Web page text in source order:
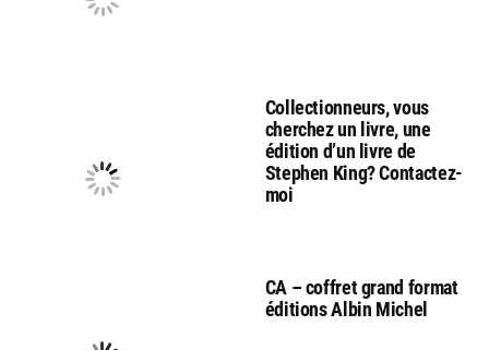
Collectionneurs, vous
cherchez un livre, une
édition d’un livre de
Stephen King? Contactez-
moi
CA – coffret grand format
éditions Albin Michel